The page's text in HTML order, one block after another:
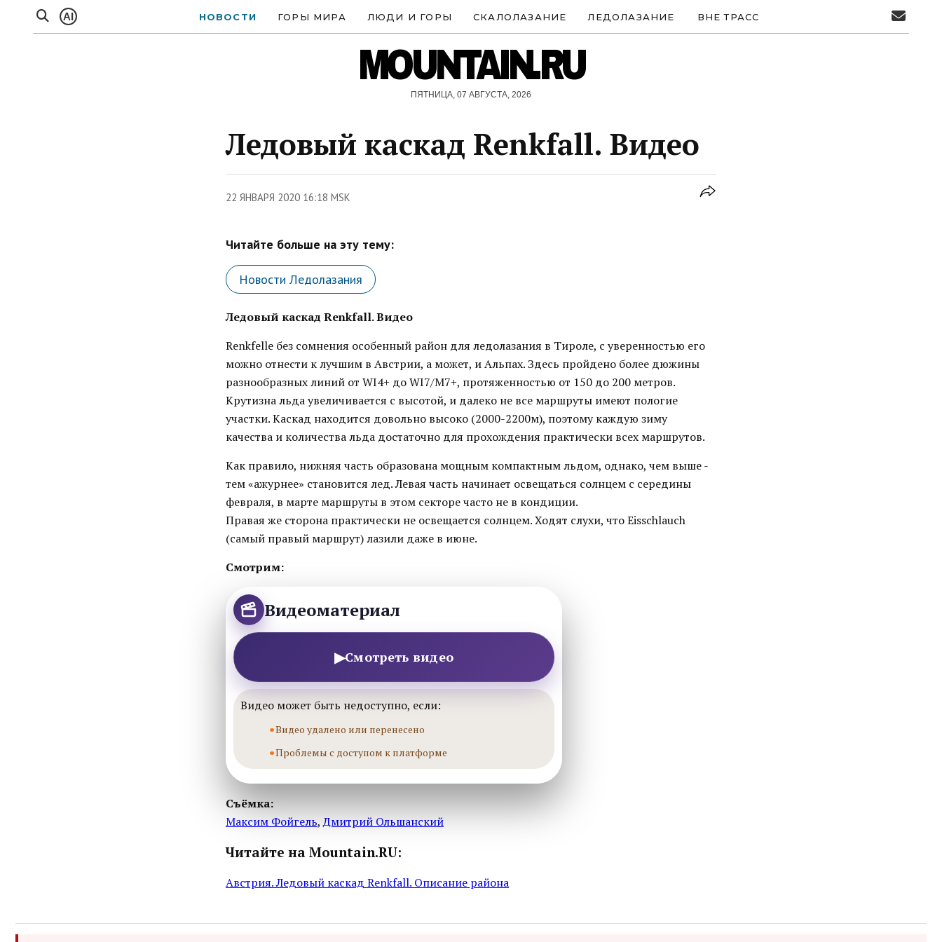
AI НОВОСТИ ГОРЫ МИРА ЛЮДИ И ГОРЫ СКАЛОЛАЗАНИЕ ЛЕДОЛАЗАНИЕ ВНЕ ТРАСС
MOUNTAIN.RU
ПЯТНИЦА, 07 АВГУСТА, 2026
Ледовый каскад Renkfall. Видео
22 ЯНВАРЯ 2020 16:18 MSK
Читайте больше на эту тему:
Новости Ледолазания
Ледовый каскад Renkfall. Видео
Renkfelle без сомнения особенный район для ледолазания в Тироле, с уверенностью его
можно отнести к лучшим в Австрии, а может, и Альпах. Здесь пройдено более дюжины
разнообразных линий от WI4+ до WI7/M7+, протяженностью от 150 до 200 метров.
Крутизна льда увеличивается с высотой, и далеко не все маршруты имеют пологие
участки. Каскад находится довольно высоко (2000-2200м), поэтому каждую зиму
качества и количества льда достаточно для прохождения практически всех маршрутов.
Как правило, нижняя часть образована мощным компактным льдом, однако, чем выше -
тем «ажурнее» становится лед. Левая часть начинает освещаться солнцем с середины
февраля, в марте маршруты в этом секторе часто не в кондиции.
Правая же сторона практически не освещается солнцем. Ходят слухи, что Eisschlauch
(самый правый маршрут) лазили даже в июне.
Смотрим:
Видеоматериал
▶Смотреть видео
Видео может быть недоступно, если:
Видео удалено или перенесено
Проблемы с доступом к платформе
Съёмка:
Максим Фойгель,Дмитрий Ольшанский
Читайте на Mountain.RU:
Австрия. Ледовый каскад Renkfall. Описание района